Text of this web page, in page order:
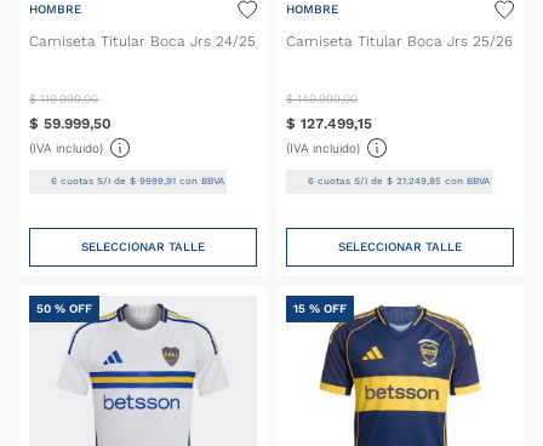
HOMBRE
Camiseta Titular Boca Jrs 24/25
$ 119.999,00
$ 59.999,50
(IVA incluido)
6 cuotas S/I de$ 9999 ,91 con BBVA
SELECCIONAR TALLE
HOMBRE
Camiseta Titular Boca Jrs 25/26
$ 149.999,00
$ 127.499,15
(IVA incluido)
6cuotas S/I de $ 21. 249, 85con BBVA
SELECCIONAR TALLE
50 % OFF 15 % OFF